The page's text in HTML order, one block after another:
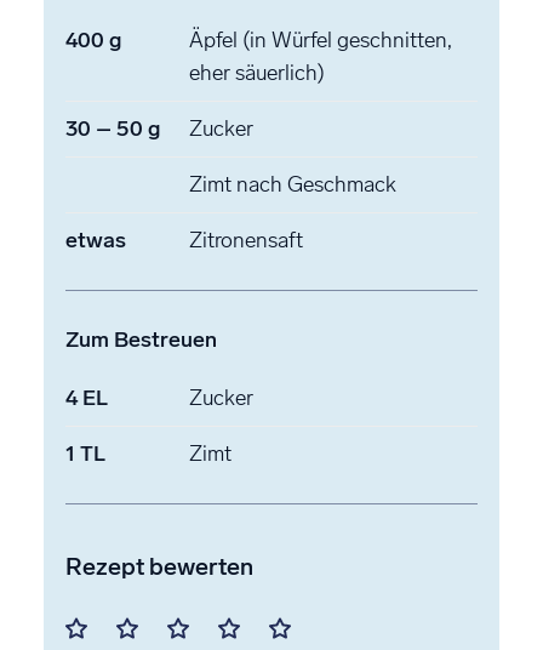
400 g Äpfel (in Würfel geschnitten,
eher säuerlich)
30 – 50 g Zucker
Zimt nach Geschmack
etwas Zitronensaft
Zum Bestreuen
4EL Zucker
1 TL Zimt
Rezept bewerten
Mit Mit Mit Mit Mit